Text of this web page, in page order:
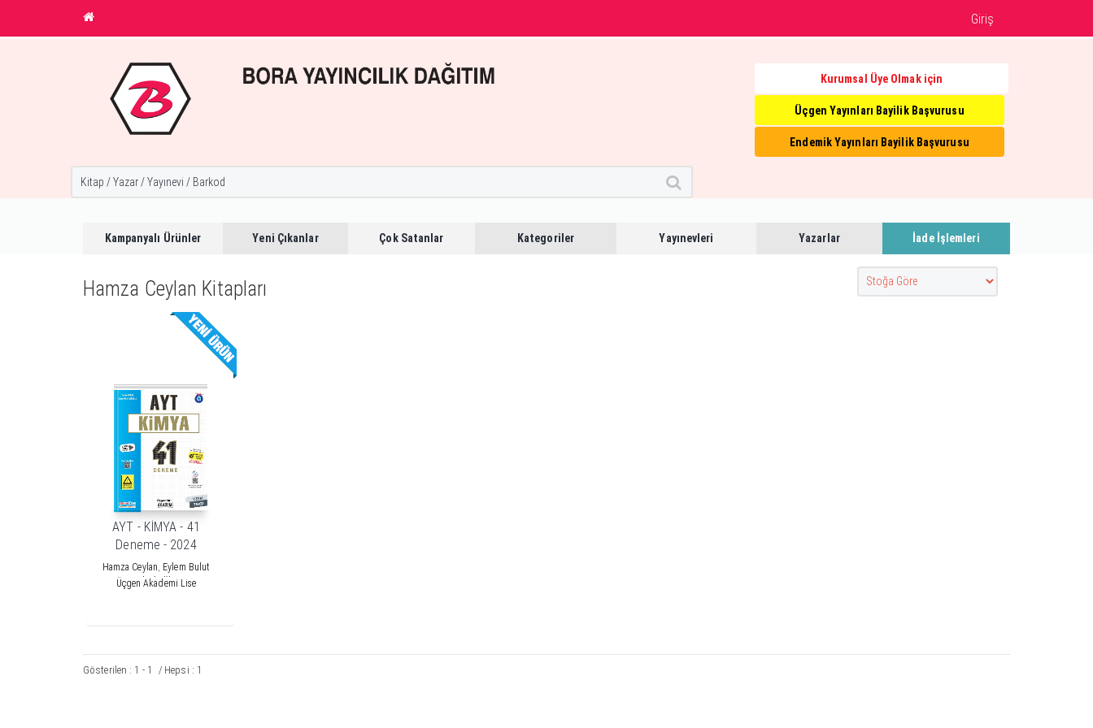
Giriş
Kurumsal Üye Olmak için
Üçgen Yayınları Bayilik Başvurusu
Endemik Yayınları Bayilik Başvurusu
Kampanyalı Ürünler Yeni Çıkanlar Çok Satanlar Kategoriler Yayınevleri Yazarlar İade İşlemleri
Hamza Ceylan Kitapları
AYT - KİMYA - 41
Deneme - 2024
Hamza Ceylan, Eylem Bulut
Abidoğlu
Üçgen Akademi Lise
Gösterilen : 1 - 1 / Hepsi : 1